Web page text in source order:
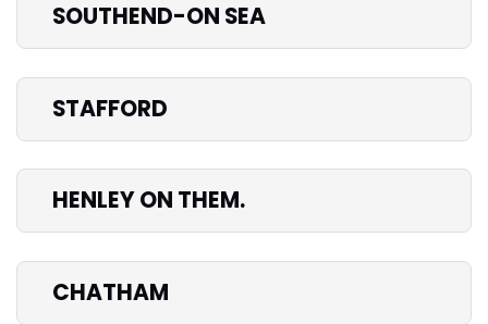
SOUTHEND-ON SEA
STAFFORD
HENLEY ON THEM.
CHATHAM